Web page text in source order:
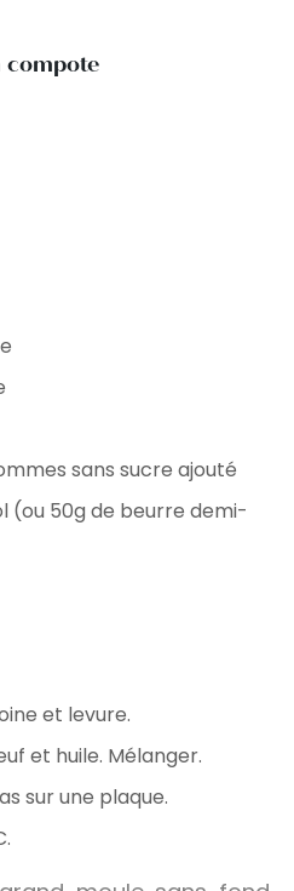
compote
sans sucre ajouté
(ou 50g de beurre demi-
et levure.
et huile. Mélanger.
sur une plaque.